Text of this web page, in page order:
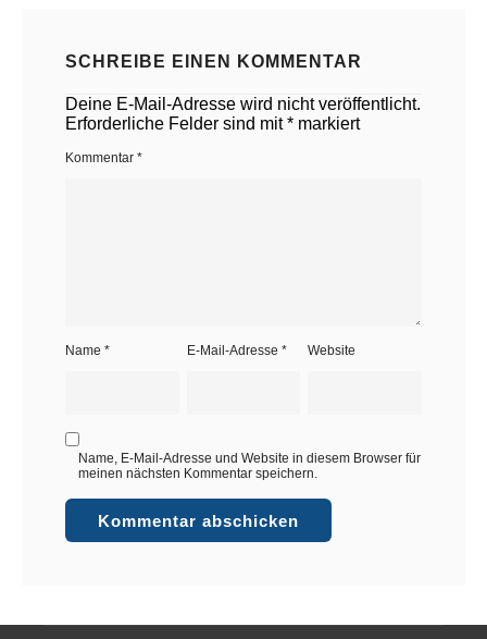
SCHREIBE EINEN KOMMENTAR
Deine E-Mail-Adresse wird nicht veröffentlicht.
Erforderliche Felder sind mit* markiert
Kommentar *
Name * E-Mail-Adresse * Website
Name, E-Mail-Adresse und Website in diesem Browser für
meinen nächsten Kommentar speichern.